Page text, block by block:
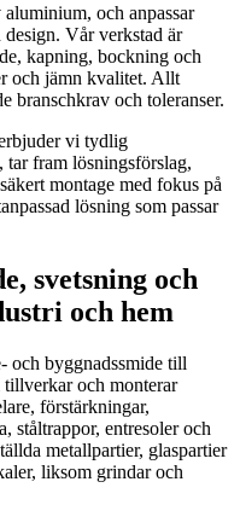
och anpassar
Vår verkstad är
kapning, bockning och
och jämn kvalitet. Allt
branschkrav och toleranser.
vi tydlig
fram lösningsförslag,
montage med fokus på
lösning som passar
svetsning och
och hem
och byggnadssmide till
och monterar
förstärkningar,
ståltrappor, entresoler och
metallpartier, glaspartier
liksom grindar och